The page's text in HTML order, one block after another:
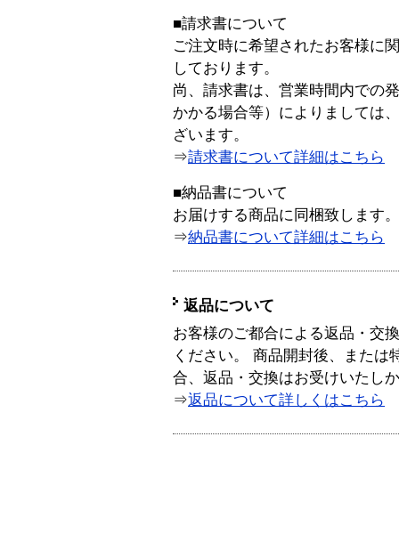
■請求書について
ご注文時に希望されたお客様に
しております。
尚、請求書は、営業時間内での
かかる場合等）によりましては
ざいます。
⇒請求書について詳細はこちら
■納品書について
お届けする商品に同梱致します。
⇒納品書について詳細はこちら
返品について
お客様のご都合による返品・交
ください。 商品開封後、または
合、返品・交換はお受けいたし
⇒返品について詳しくはこちら